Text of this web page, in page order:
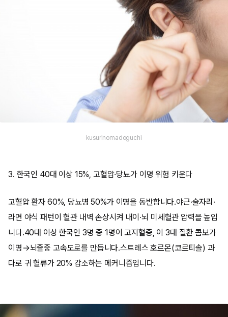
kusurinomadoguchi
3. 한국인 40대 이상 15%, 고혈압·당뇨가 이명 위험 키운다
고혈압 환자 60%, 당뇨병 50%가 이명을 동반합니다.야근·술자리·
라면 야식 패턴이 혈관 내벽 손상시켜 내이·뇌 미세혈관 압력을 높입
니다.40대 이상 한국인 3명 중 1명이 고지혈증, 이 3대 질환 콤보가
이명→뇌졸중 고속도로를 만듭니다.스트레스 호르몬(코르티솔) 과
다로 귀 혈류가 20% 감소하는 메커니즘입니다.